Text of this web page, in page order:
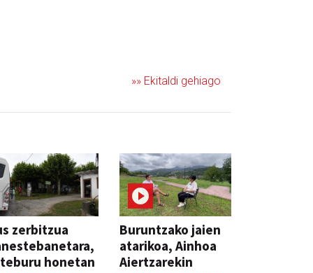
»» Ekitaldi gehiago
zerbitzua
honetan
Buruntzako jaien
atarikoa, Ainhoa
Aiertzarekin